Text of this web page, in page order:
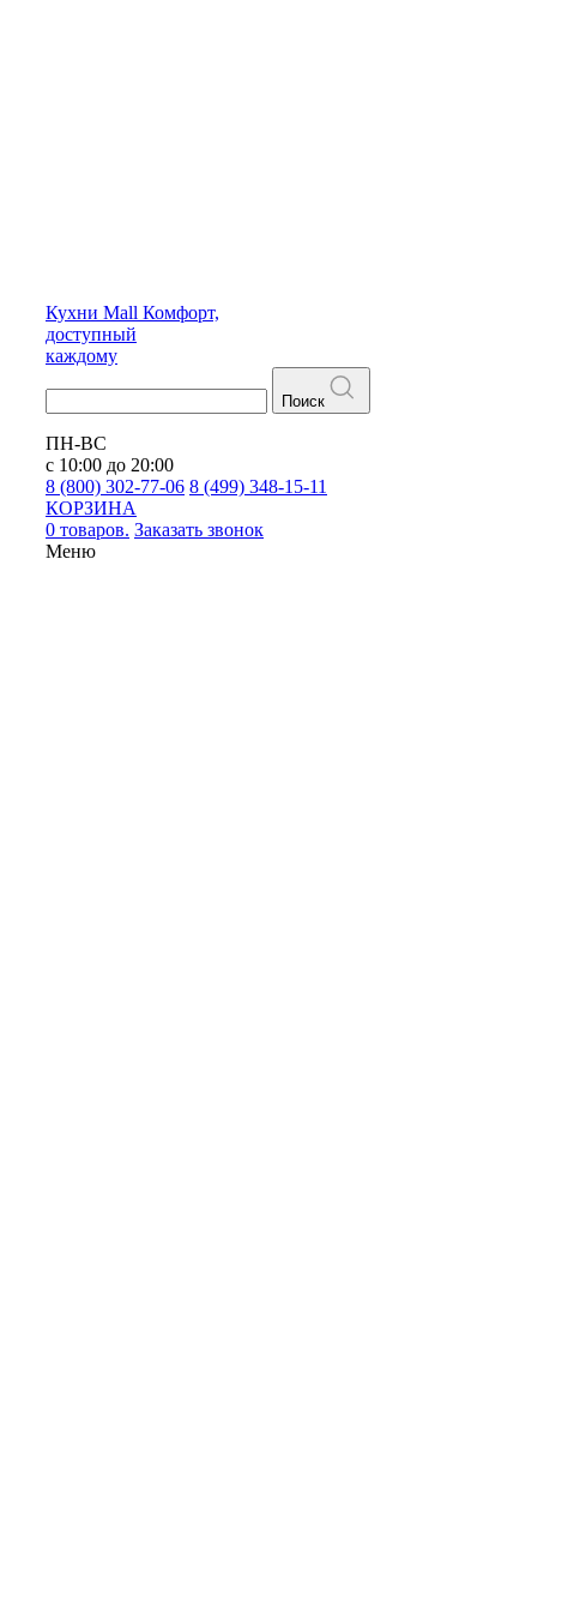
Кухни Mall Комфорт,
доступный
каждому
Поиск
ПН-ВС
с 10:00 до 20:00
8 (800) 302-77-06 8 (499) 348-15-11
КОРЗИНА
0 товаров. Заказать звонок
Меню